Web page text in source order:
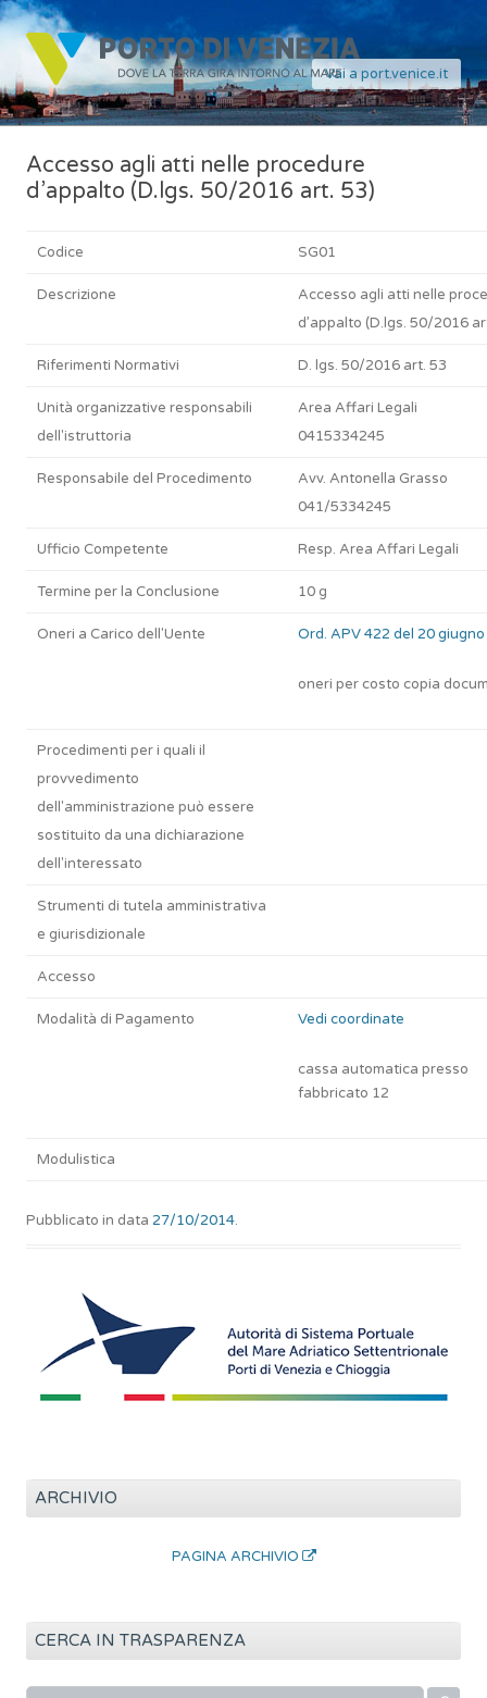
Vai a port.venice.it
Accesso agli atti nelle procedure
d’appalto (D.lgs. 50/2016 art. 53)
Codice SG01
Descrizione
Accesso agli atti nelle
d’appalto (D.lgs. 50/2016
Riferimenti Normativi D. lgs. 50/2016 art. 53
Unità organizzative responsabili
dell'istruttoria
Area Affari Legali
0415334245
Responsabile del Procedimento
Avv. Antonella Grasso
041/5334245
Ufficio Competente Resp. Area Affari Legali
Termine per la Conclusione 10 g
Oneri a Carico dell'Uente Ord. APV 422 del 20
oneri per costo copia
Procedimenti per i quali il
provvedimento
dell'amministrazione può essere
sostituito da una dichiarazione
dell'interessato
Strumenti di tutela amministrativa
e giurisdizionale
Accesso
Modalità di Pagamento Vedi coordinate
cassa automatica presso
fabbricato 12
Modulistica
Pubblicato in data 27/10/2014.
ARCHIVIO
PAGINA ARCHIVIO
CERCA IN TRASPARENZA